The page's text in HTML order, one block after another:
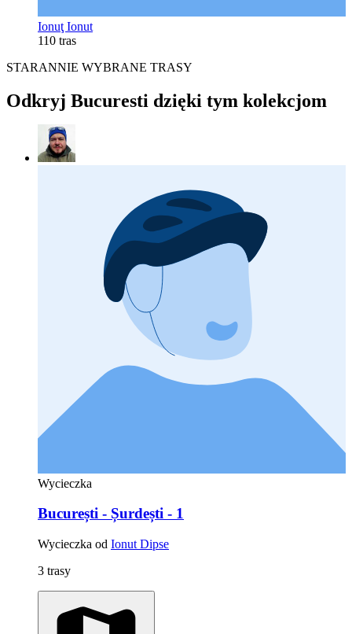
Ionuţ Ionut
110 tras
STARANNIE WYBRANE TRASY
Odkryj Bucuresti dzięki tym kolekcjom
Wycieczka
București - Șurdești - 1
Wycieczka od Ionut Dipse
3 trasy